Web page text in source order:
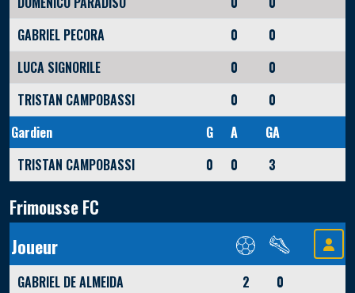
GABRIEL PECORA
0
0
LUCA SIGNORILE
0
0
TRISTAN CAMPOBASSI
0
0
Gardien
G A
GA
TRISTAN CAMPOBASSI
0 0 3
Frimousse FC
Joueur
GABRIEL DE ALMEIDA 2
0